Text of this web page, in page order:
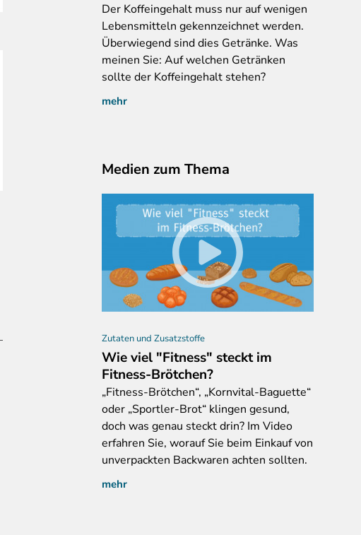
Zutaten, Eunature Pizzaböden Vollkorn
Der Koffeingehalt muss nur auf wenigen
Lebensmitteln gekennzeichnet werden.
Überwiegend sind dies Getränke. Was
meinen Sie: Auf welchen Getränken
sollte der Koffeingehalt stehen?
mehr
Medien zum Thema
Zutaten und Zusatzstoffe
Wie viel "Fitness" steckt im
Fitness-Brötchen?
„Fitness-Brötchen“, „Kornvital-Baguette“
oder „Sportler-Brot“ klingen gesund,
doch was genau steckt drin? Im Video
erfahren Sie, worauf Sie beim Einkauf von
unverpackten Backwaren achten sollten.
mehr